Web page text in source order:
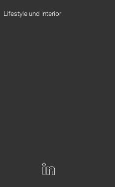
Lifestyle und Interior